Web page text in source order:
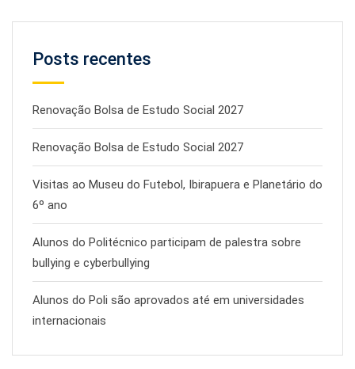
Posts recentes
Renovação Bolsa de Estudo Social 2027
Renovação Bolsa de Estudo Social 2027
Visitas ao Museu do Futebol, Ibirapuera e Planetário do
6º ano
Alunos do Politécnico participam de palestra sobre
bullying e cyberbullying
Alunos do Poli são aprovados até em universidades
internacionais